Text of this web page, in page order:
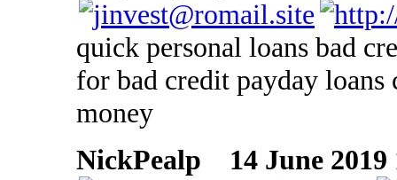
quick personal loans bad
for bad credit payday loans
money
NickPealp
14 June 2019